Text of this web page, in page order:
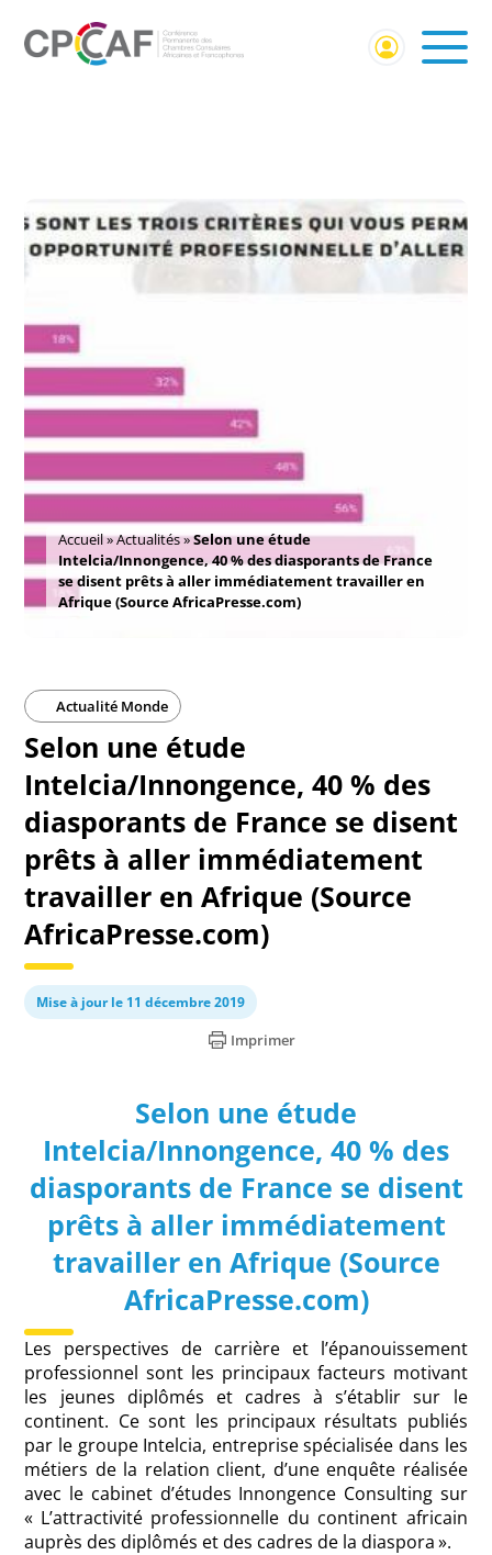
Accueil»Actualités»Selon une étude
Intelcia/Innongence, 40 % des diasporants de France
se disent prêts à aller immédiatement travailler en
Afrique (Source AfricaPresse.com)
Actualité Monde
Selon une étude
Intelcia/Innongence, 40 % des
diasporants de France se disent
prêts à aller immédiatement
travailler en Afrique (Source
AfricaPresse.com)
Mise à jour le 11 décembre 2019
Imprimer
Selon une étude
Intelcia/Innongence, 40 % des
diasporants de France se disent
prêts à aller immédiatement
travailler en Afrique (Source
AfricaPresse.com)
Les perspectives de carrière et l’épanouissement
professionnel sont les principaux facteurs motivant
les jeunes diplômés et cadres à s’établir sur le
continent. Ce sont les principaux résultats publiés
par le groupe Intelcia, entreprise spécialisée dans les
métiers de la relation client, d’une enquête réalisée
avec le cabinet d’études Innongence Consulting sur
« L’attractivité professionnelle du continent africain
auprès des diplômés et des cadres de la diaspora ».